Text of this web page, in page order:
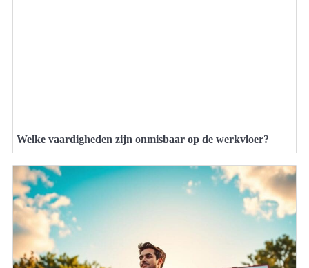
Welke vaardigheden zijn onmisbaar op de werkvloer?